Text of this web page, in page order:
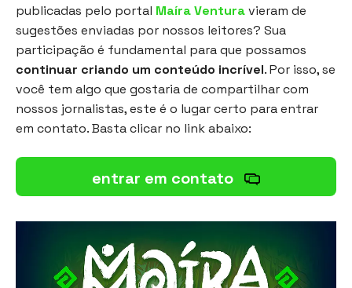
publicadas pelo portal Maíra Venturavieram de
sugestões enviadas por nossos leitores? Sua
participação é fundamental para que possamos
continuar criando um conteúdo incrível. Por isso, se
você tem algo que gostaria de compartilhar com
nossos jornalistas, este é o lugar certo para entrar
em contato. Basta clicar no link abaixo:
entrar em contato